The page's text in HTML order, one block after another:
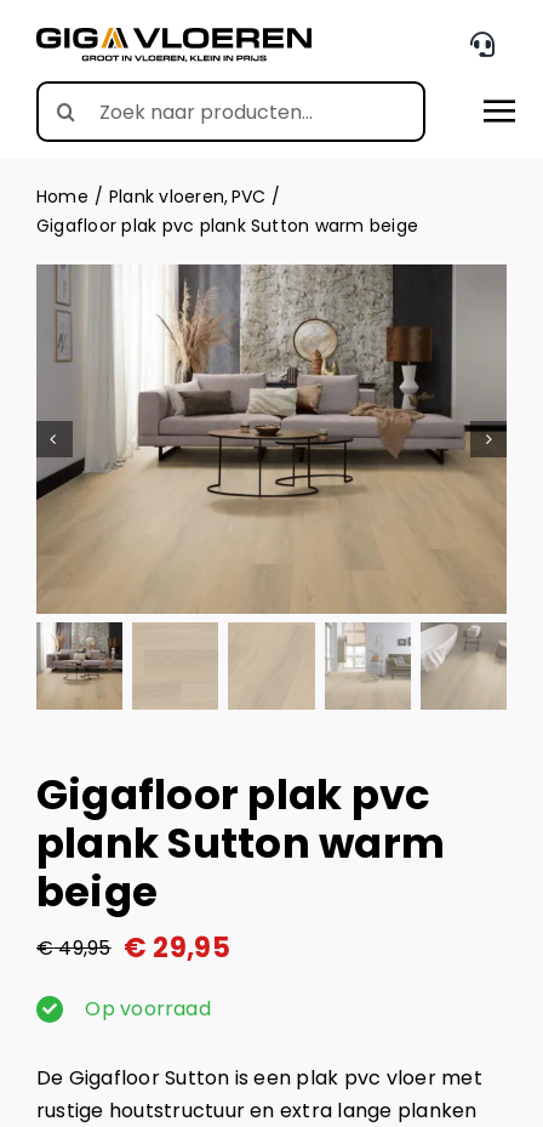
content
Search
for:
Home Plank vloeren PVC
Gigafloor plak pvc plank Sutton warm beige
Gigafloor plak pvc
plank Sutton warm
beige
€49,95
Oorspronkelijke
prijs
€ 49,95.
€ 29,95
Huidige
prijs
€ 29,95.
Op voorraad
De Gigafloor Sutton is een plak pvc vloer met
rustige houtstructuur en extra lange planken